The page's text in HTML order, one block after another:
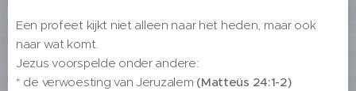
Een profeet kijkt niet alleen naar het heden, maar ook
naar wat komt.
Jezus voorspelde onder andere:
* de verwoesting van Jeruzalem (Matteüs 24:1-2)